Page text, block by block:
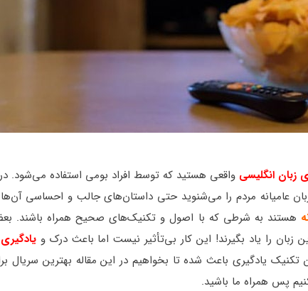
زبان انگلیسی واقعی هستید که توسط افراد بومی استفاده می‌شود. در
عامیانه مردم را می‌شنوید حتی داستان‌های جالب و احساسی آن‌ها
هستند به شرطی که با اصول و تکنیک‌های صحیح همراه باشند.
زبان را یاد بگیرند! این کار بی‌تأثیر نیست اما باعث درک و
تکنیک یادگیری باعث شده تا بخواهیم در این مقاله بهترین سریال
پس همراه ما باشید.